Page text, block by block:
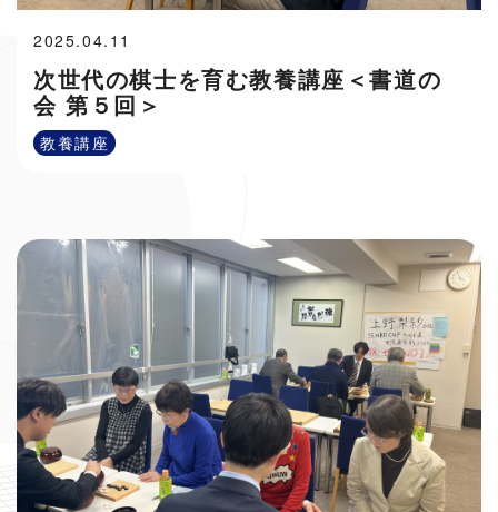
次世代の棋士を育む教養講座＜書道の
会 第５回＞
2025.04.11
教養講座